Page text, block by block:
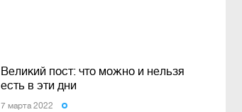
Великий пост: что можно и нельзя
есть в эти дни
7 марта 2022